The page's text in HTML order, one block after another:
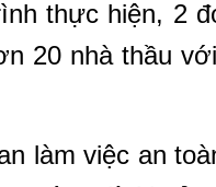
thực hiện, 2
20 nhà thầu
làm việc an